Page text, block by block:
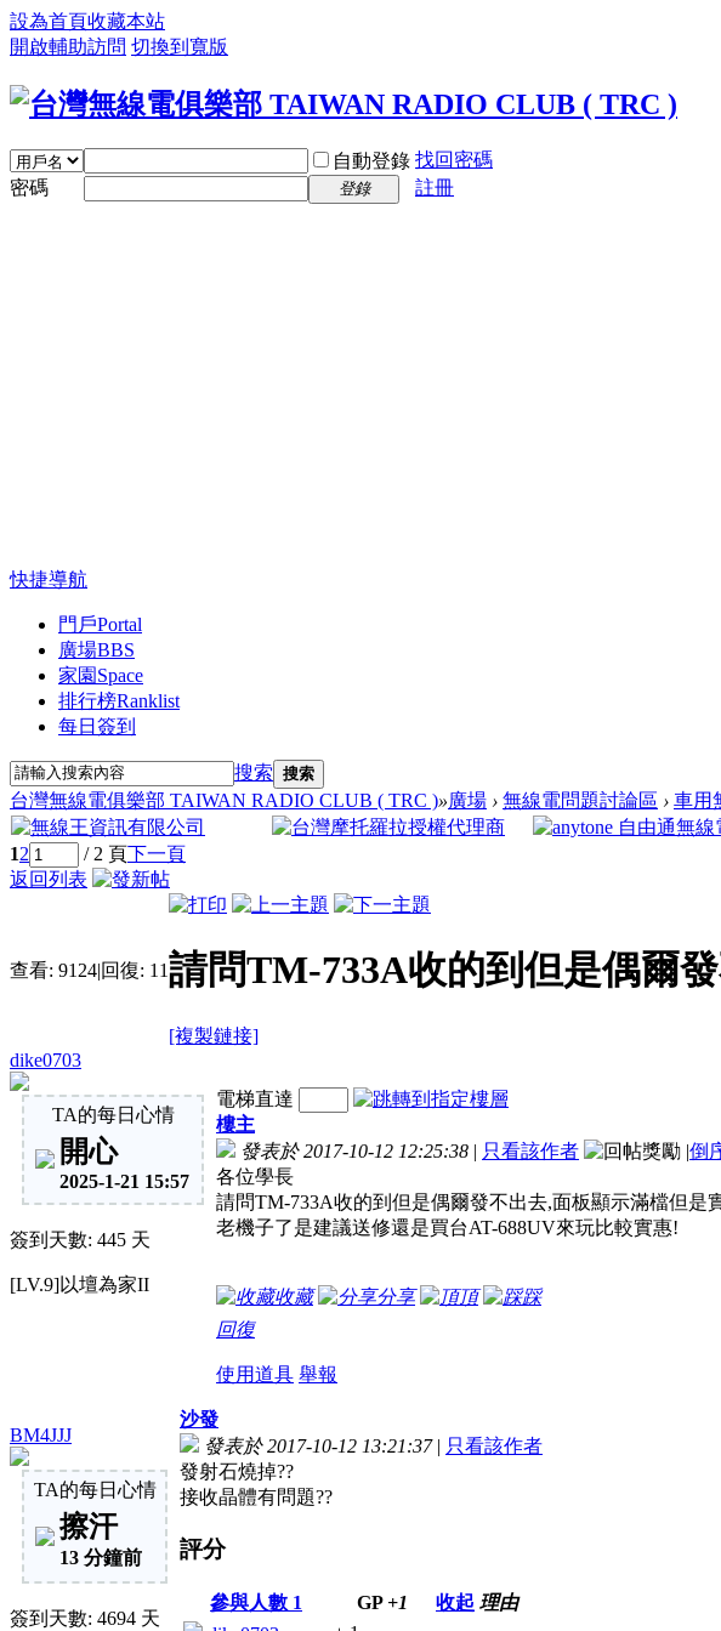
設為首頁收藏本站
開啟輔助訪問 切換到寬版
自動登錄 找回密碼
密碼
登錄 註冊
快捷導航
門戶Portal
廣場BBS
家園 Space
排行榜Ranklist
每日簽到
搜索 搜索
台灣無線電俱樂部 TAIWAN RADIO CLUB ( TRC )»廣場 › 無線電問題討論區 › 車用
12 / 2 頁下一頁
返回列表
查看: 9124|回復: 11請問TM-733A收的到但是偶爾
[複製鏈接]
dike0703
TA的每日心情
開心
2025-1-21 15:57
簽到天數: 445 天
[LV.9]以壇為家II
電梯直達
樓主
發表於 2017-10-12 12:25:38 | 只看該作者 |倒
各位學長
請問TM-733A收的到但是偶爾發不出去,面板顯示滿檔但是
老機子了是建議送修還是買台AT-688UV來玩比較實惠!
收藏 分享 頂
踩
回復
使用道具 舉報
BM4JJJ
TA的每日心情
擦汗
13 分鐘前
簽到天數: 4694 天
沙發
發表於 2017-10-12 13:21:37 | 只看該作者
發射石燒掉??
接收晶體有問題??
評分
參與人數 1 GP +1 收起 理由